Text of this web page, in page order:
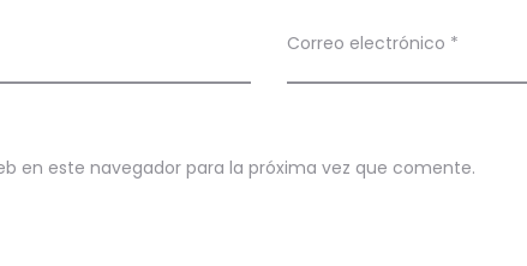
Correo electrónico *
en este navegador para la próxima vez que comente.